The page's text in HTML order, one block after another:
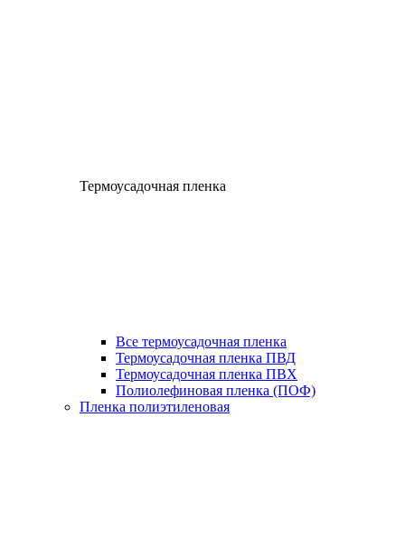
Термоусадочная пленка
Все термоусадочная пленка
Термоусадочная пленка ПВД
Термоусадочная пленка ПВХ
Полиолефиновая пленка (ПОФ)
Пленка полиэтиленовая